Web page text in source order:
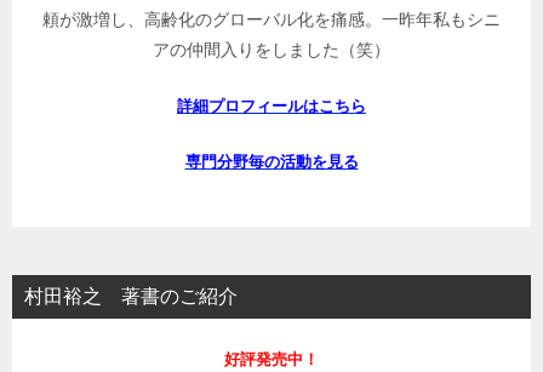
頼が激増し、高齢化のグローバル化を痛感。一昨年私もシニ
アの仲間入りをしました（笑）
詳細プロフィールはこちら
専門分野毎の活動を見る
村田裕之 著書のご紹介
好評発売中！